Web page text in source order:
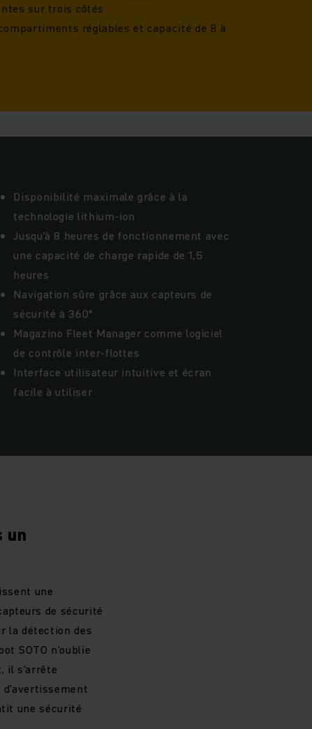
sur trois côtés
réglables et capacité de 8 à
Disponibilité maximale grâce à la
technologie lithium-ion
Jusqu'à 8 heures de fonctionnement avec
une capacité de charge rapide de 1,5
heures
Navigation sûre grâce aux capteurs de
sécurité à 360°
Magazino Fleet Manager comme logiciel
de contrôle inter-flottes
Interface utilisateur intuitive et écran
facile à utiliser
un
une
de sécurité
la détection des
SOTO n'oublie
il s'arrête
d'avertissement
une sécurité